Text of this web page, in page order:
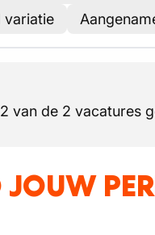
variatie
2 van de 2 vacatures